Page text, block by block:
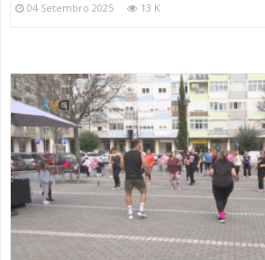
04 Setembro 2025 13 K